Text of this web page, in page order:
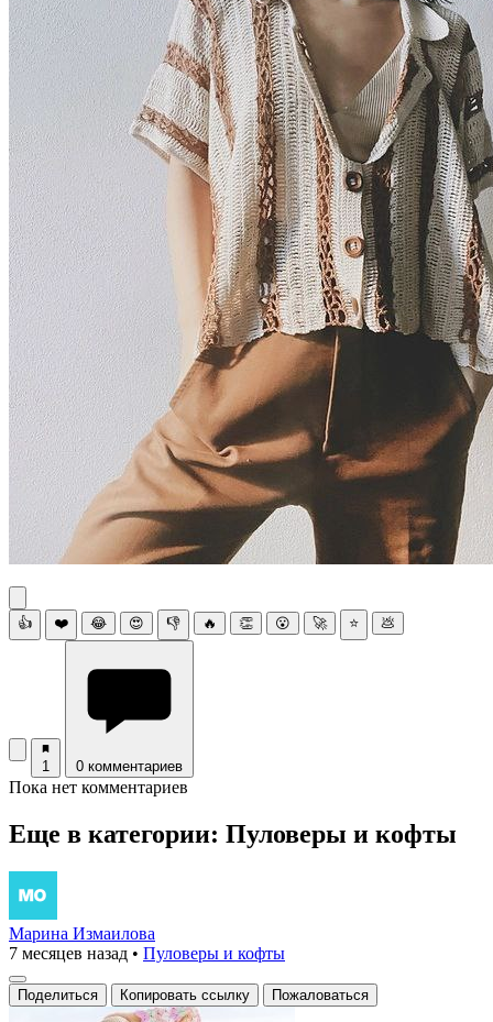
👍 ❤️ 😂 😍 👎 🔥 👏 😮 🚀 ⭐ 💩
1 0 комментариев
Пока нет комментариев
Еще в категории: Пуловеры и кофты
Марина Измаилова
7 месяцев назад • Пуловеры и кофты
Поделиться Копировать ссылку Пожаловаться